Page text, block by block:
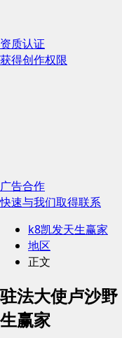
资质认证
获得创作权限
广告合作
快速与我们取得联系
k8凯发天生赢家
地区
正文
驻法大使卢沙
生赢家